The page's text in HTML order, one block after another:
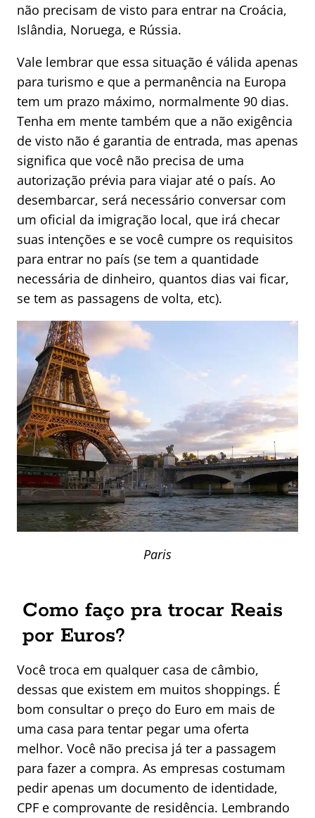
não precisam de visto para entrar na Croácia,
Islândia, Noruega, e Rússia.
Vale lembrar que essa situação é válida apenas
para turismo e que a permanência na Europa
tem um prazo máximo, normalmente 90 dias.
Tenha em mente também que a não exigência
de visto não é garantia de entrada, mas apenas
significa que você não precisa de uma
autorização prévia para viajar até o país. Ao
desembarcar, será necessário conversar com
um oficial da imigração local, que irá checar
suas intenções e se você cumpre os requisitos
para entrar no país (se tem a quantidade
necessária de dinheiro, quantos dias vai ficar,
se tem as passagens de volta, etc).
Paris
Como faço pra trocar Reais
por Euros?
Você troca em qualquer casa de câmbio,
dessas que existem em muitos shoppings. É
bom consultar o preço do Euro em mais de
uma casa para tentar pegar uma oferta
melhor. Você não precisa já ter a passagem
para fazer a compra. As empresas costumam
pedir apenas um documento de identidade,
CPF e comprovante de residência. Lembrando